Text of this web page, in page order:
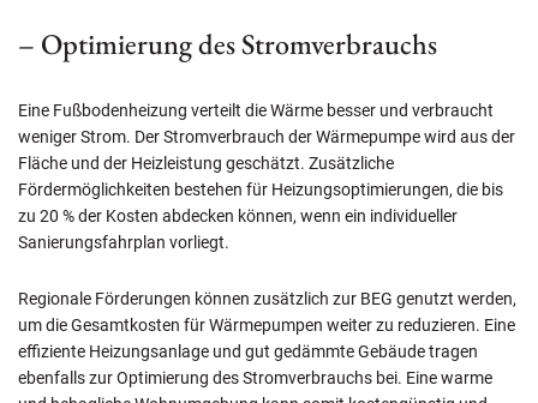
– Optimierung des Stromverbrauchs
Eine Fußbodenheizung verteilt die Wärme besser und verbraucht
weniger Strom. Der Stromverbrauch der Wärmepumpe wird aus der
Fläche und der Heizleistung geschätzt. Zusätzliche
Fördermöglichkeiten bestehen für Heizungsoptimierungen, die bis
zu 20 % der Kosten abdecken können, wenn ein individueller
Sanierungsfahrplan vorliegt.
Regionale Förderungen können zusätzlich zur BEG genutzt werden,
um die Gesamtkosten für Wärmepumpen weiter zu reduzieren. Eine
effiziente Heizungsanlage und gut gedämmte Gebäude tragen
ebenfalls zur Optimierung des Stromverbrauchs bei. Eine warme